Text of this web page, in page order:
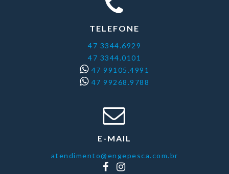
TELEFONE
47 3344.6929
47 3344.0101
47 99105.4991
47 99268.9788
E-MAIL
atendimento@engepesca.com.br